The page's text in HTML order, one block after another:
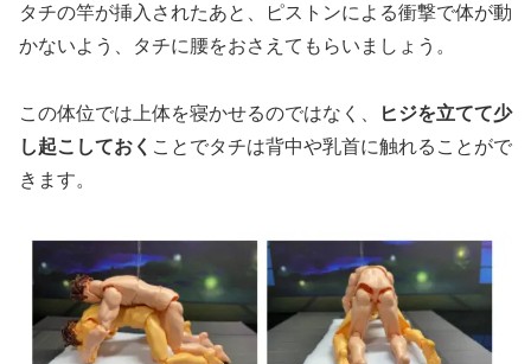
タチの竿が挿入されたあと、ピストンによる衝撃で体が動
かないよう、タチに腰をおさえてもらいましょう。
この体位では上体を寝かせるのではなく、
ヒジを立てて少
し起こしておく ことでタチは背中や乳首に触れることがで
きます。